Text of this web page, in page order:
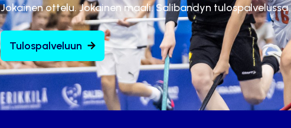
Jokainen ottelu. Jokainen maali. Salibandyn tulospalvelussa.
Tulospalveluun